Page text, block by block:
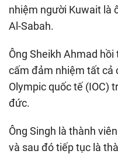
nhiệm người Kuwait là
Al-Sabah.
Ông Sheikh Ahmad
cấm đảm nhiệm tất cả
Olympic quốc tế (IOC)
đức.
Ông Singh là thành
và sau đó tiếp tục là